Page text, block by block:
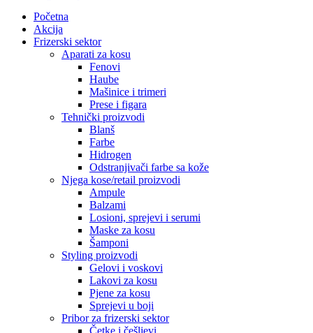
Početna
Akcija
Frizerski sektor
Aparati za kosu
Fenovi
Haube
Mašinice i trimeri
Prese i figara
Tehnički proizvodi
Blanš
Farbe
Hidrogen
Odstranjivači farbe sa kože
Njega kose/retail proizvodi
Ampule
Balzami
Losioni, sprejevi i serumi
Maske za kosu
Šamponi
Styling proizvodi
Gelovi i voskovi
Lakovi za kosu
Pjene za kosu
Sprejevi u boji
Pribor za frizerski sektor